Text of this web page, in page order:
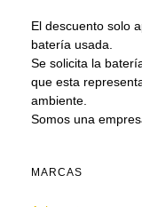
El descuento solo
batería usada.
Se solicita la
que esta
ambiente.
Somos una
MARCAS